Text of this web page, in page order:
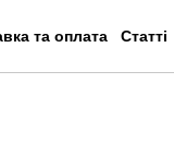
та оплата Статті